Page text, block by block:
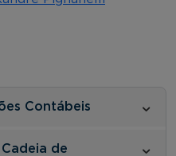
Contábeis
de